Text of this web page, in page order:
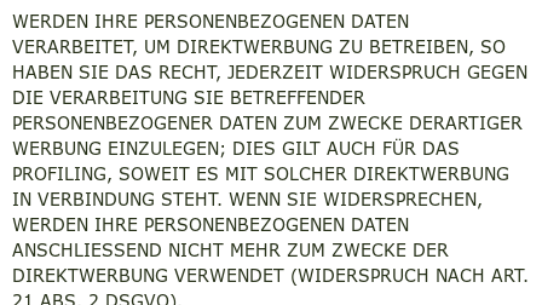
WERDEN IHRE PERSONENBEZOGENEN DATEN
VERARBEITET, UM DIREKTWERBUNG ZU BETREIBEN, SO
HABEN SIE DAS RECHT, JEDERZEIT WIDERSPRUCH GEGEN
DIE VERARBEITUNG SIE BETREFFENDER
PERSONENBEZOGENER DATEN ZUM ZWECKE DERARTIGER
WERBUNG EINZULEGEN; DIES GILT AUCH FÜR DAS
PROFILING, SOWEIT ES MIT SOLCHER DIREKTWERBUNG
IN VERBINDUNG STEHT. WENN SIE WIDERSPRECHEN,
WERDEN IHRE PERSONENBEZOGENEN DATEN
ANSCHLIESSEND NICHT MEHR ZUM ZWECKE DER
DIREKTWERBUNG VERWENDET (WIDERSPRUCH NACH ART.